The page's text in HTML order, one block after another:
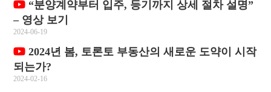
“분양계약부터 입주, 등기까지 상세 절차 설명”
– 영상 보기
2024-06-19
2024년 봄, 토론토 부동산의 새로운 도약이 시작
되는가?
2024-02-16